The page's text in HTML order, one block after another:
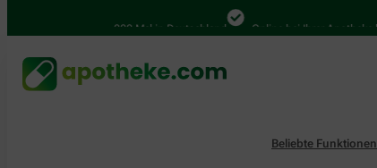
4.000 Mal in Deutschland Online bei Ihrer Apotheke bestellen
Beliebte Funktionen